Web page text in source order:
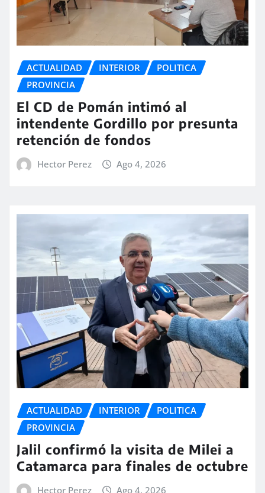
ACTUALIDAD INTERIOR
POLITICA
PROVINCIA
El CD de Pomán intimó al
intendente Gordillo por presunta
retención de fondos
Hector Perez Ago 4, 2026
ACTUALIDAD INTERIOR
POLITICA
PROVINCIA
Jalil confirmó la visita de Milei a
Catamarca para finales de octubre
Hector Perez Ago 4, 2026